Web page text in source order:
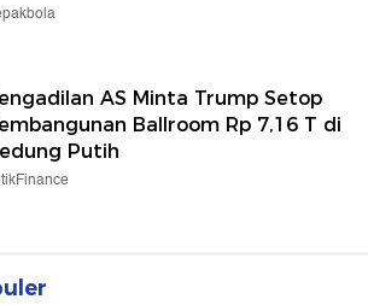
AS Minta Trump Setop
Ballroom Rp 7,16 T di
Putih